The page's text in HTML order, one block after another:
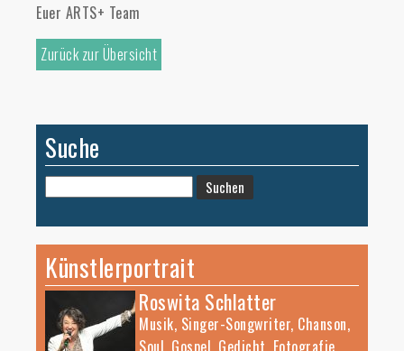
Euer ARTS+ Team
Zurück zur Übersicht
Suche
Suchen
nach:
Künstlerportrait
Roswita Schlatter
Musik, Singer-Songwriter, Chanson,
Soul, Gospel, Gedicht, Fotografie